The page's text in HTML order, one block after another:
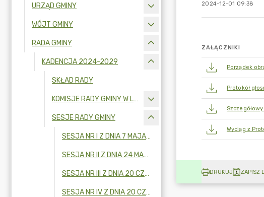
URZĄD GMINY
WÓJT GMINY
RADA GMINY
KADENCJA 2024-2029
SKŁAD RADY
KOMISJE RADY GMINY W LATACH 2024-2029
SESJE RADY GMINY
SESJA NR I Z DNIA 7 MAJA 2024 R.
SESJA NR II Z DNIA 24 MAJA 2024 R.
SESJA NR III Z DNIA 20 CZERWCA 2024 R.
SESJA NR IV Z DNIA 20 CZERWCA 2024 R.
2024-12-01 09:38
ZAŁĄCZNIKI
Porządek
Protokół
Wyciąg z
DRUKUJ ZAPISZ